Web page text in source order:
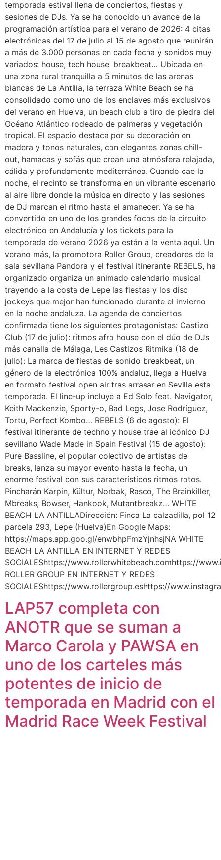
temporada estival llena de conciertos, fiestas y
sesiones de DJs. Ya se ha conocido un avance de la
programación artística para el verano de 2026: 4 citas
electrónicas del 17 de julio al 15 de agosto que reunirán
a más de 3.000 personas en cada fecha y sonidos muy
variados: house, tech house, breakbeat… Ubicada en
una zona rural tranquilla a 5 minutos de las arenas
blancas de La Antilla, la terraza White Beach se ha
consolidado como uno de los enclaves más exclusivos
del verano en Huelva, un beach club a tiro de piedra del
Océano Atlántico rodeado de palmeras y vegetación
tropical. El espacio destaca por su decoración en
madera y tonos naturales, con elegantes zonas chill-
out, hamacas y sofás que crean una atmósfera relajada,
cálida y profundamente mediterránea. Cuando cae la
noche, el recinto se transforma en un vibrante escenario
al aire libre donde la música en directo y las sesiones
de DJ marcan el ritmo hasta el amanecer. Ya se ha
convertido en uno de los grandes focos de la circuito
electrónico en Andalucía y los tickets para la
temporada de verano 2026 ya están a la venta aquí. Un
verano más, la promotora Roller Group, creadores de la
sala sevillana Pandora y el festival itinerante REBELS, ha
organizado organiza un animado calendario musical
trayendo a la costa de Lepe las fiestas y los disc
jockeys que mejor han funcionado durante el invierno
en la noche andaluza. La agenda de conciertos
confirmada tiene los siguientes protagonistas: Castizo
Club (17 de julio): ritmos afro house con el dúo de DJs
más canalla de Málaga, Les Castizos Ritmika (18 de
julio): La marca de fiestas de sonido breakbeat, un
género de la electrónica 100% andaluz, llega a Huelva
en formato festival open air tras arrasar en Sevilla esta
temporada. El line-up incluye a Ed Solo feat. Navigator,
Keith Mackenzie, Sporty-o, Bad Legs, Jose Rodríguez,
Tortu, Perfect Kombo… REBELS (6 de agosto): El
festival itinerante de techno y house trae al icónico DJ
sevillano Wade Made in Spain Festival (15 de agosto):
Pure Bassline, el popular colectivo de artistas de
breaks, lanza su mayor evento hasta la fecha, un
enorme festival con sus característicos ritmos rotos.
Pincharán Karpin, Kültur, Norbak, Rasco, The Brainkiller,
Mbreaks, Bowser, Hankook, Mutantbreakz… WHITE
BEACH LA ANTILLADirección: Finca La calzadilla, pol 12
parcela 293, Lepe (Huelva)En Google Maps:
https://maps.app.goo.gl/enwbhpFmzYjnhsjNA WHITE
BEACH LA ANTILLA EN INTERNET Y REDES
SOCIALEShttps://www.rollerwhitebeach.comhttps://
ROLLER GROUP EN INTERNET Y REDES
SOCIALEShttps://www.rollergroup.eshttps://
LAP57 completa con
ANOTR que se suman a
Marco Carola y PAWSA en
uno de los carteles más
potentes de inicio de
temporada en Madrid con el
Madrid Race Week Festival